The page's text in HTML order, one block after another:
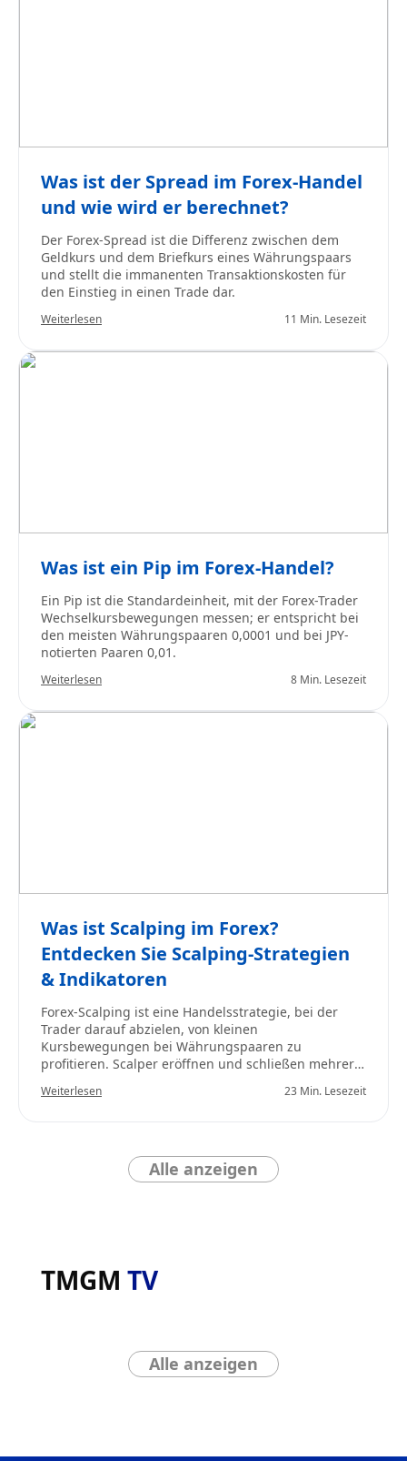
Was ist der Spread im Forex-Handel
und wie wird er berechnet?
Der Forex-Spread ist die Differenz zwischen dem
Geldkurs und dem Briefkurs eines Währungspaars
und stellt die immanenten Transaktionskosten für
den Einstieg in einen Trade dar.
Weiterlesen 11 Min. Lesezeit
Was ist ein Pip im Forex-Handel?
Ein Pip ist die Standardeinheit, mit der Forex-Trader
Wechselkursbewegungen messen; er entspricht bei
den meisten Währungspaaren 0,0001 und bei JPY-
notierten Paaren 0,01.
Weiterlesen 8 Min. Lesezeit
Was ist Scalping im Forex?
Entdecken Sie Scalping-Strategien
& Indikatoren
Forex-Scalping ist eine Handelsstrategie, bei der
Trader darauf abzielen, von kleinen
Kursbewegungen bei Währungspaaren zu
profitieren. Scalper eröffnen und schließen mehrere
halten Trades oft nur für Sekunden oder Minuten.
Weiterlesen 23 Min. Lesezeit
Alle anzeigen
TMGM TV
Alle anzeigen